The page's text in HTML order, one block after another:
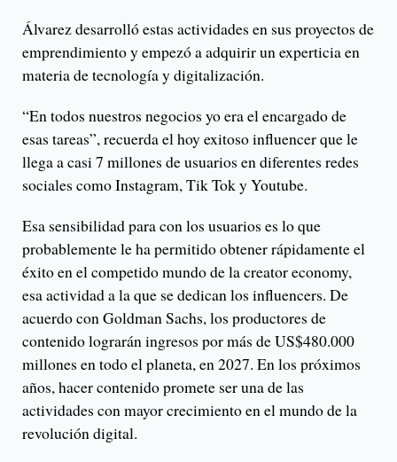
Álvarez desarrolló estas actividades en sus proyectos de
emprendimiento y empezó a adquirir un experticia en
materia de tecnología y digitalización.
“En todos nuestros negocios yo era el encargado de
esas tareas”, recuerda el hoy exitoso influencer que le
llega a casi 7 millones de usuarios en diferentes redes
sociales como Instagram, Tik Tok y Youtube.
Esa sensibilidad para con los usuarios es lo que
probablemente le ha permitido obtener rápidamente el
éxito en el competido mundo de la creator economy,
esa actividad a la que se dedican los influencers. De
acuerdo con Goldman Sachs, los productores de
contenido lograrán ingresos por más de US$480.000
millones en todo el planeta, en 2027. En los próximos
años, hacer contenido promete ser una de las
actividades con mayor crecimiento en el mundo de la
revolución digital.